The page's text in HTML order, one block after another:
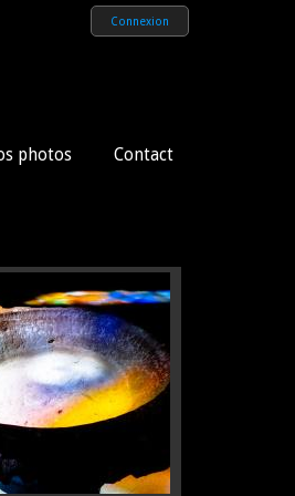
Connexion
photos Contact